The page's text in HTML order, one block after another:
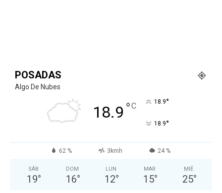
POSADAS
Algo De Nubes
18.9 °C 18.9°
18.9°
62 % 3kmh 24 %
SÁB
19°
DOM
16°
LUN
12°
MAR
15°
MIÉ
25°